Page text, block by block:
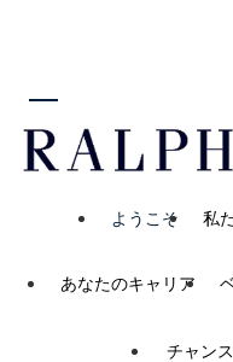
ようこそ 私
あなたのキャリア
チャン
ン・ジャ
“Be
want